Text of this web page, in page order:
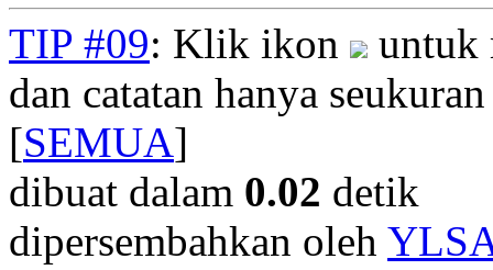
TIP #09: Klik ikon
untuk
dan catatan hanya
[SEMUA]
dibuat dalam 0.02 detik
dipersembahkan oleh